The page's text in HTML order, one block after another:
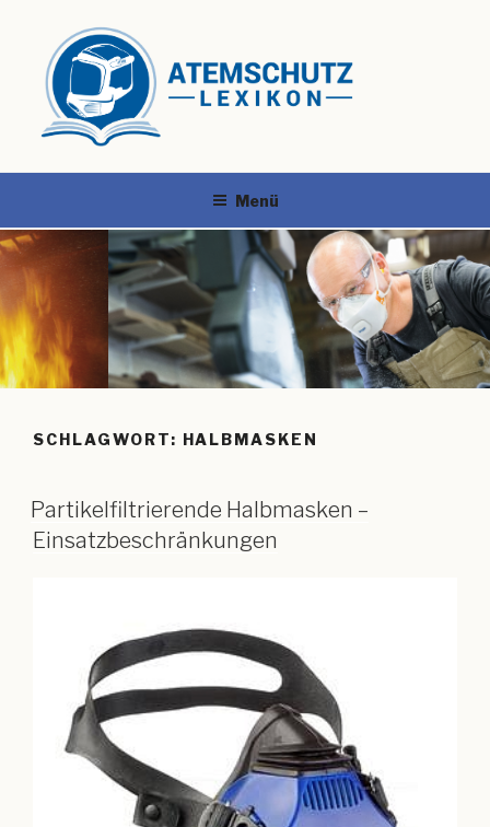
Menü
SCHLAGWORT: HALBMASKEN
Partikelfiltrierende Halbmasken –
Einsatzbeschränkungen